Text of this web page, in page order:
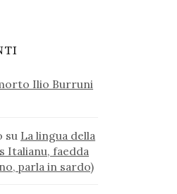
Ilio Burruni
su La lingua della
Italianu, faedda
parla in sardo)